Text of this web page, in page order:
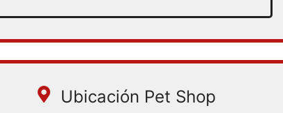
Ubicación Pet Shop